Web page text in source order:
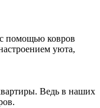
помощью ковров
уюта,
Ведь в наших